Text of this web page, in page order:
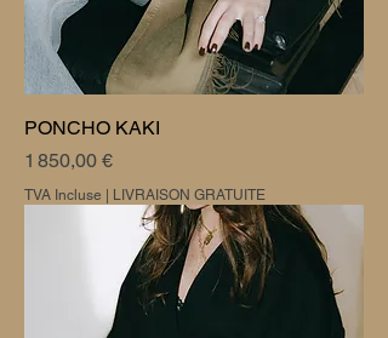
PONCHO KAKI
Prix
1 850,00 €
TVA Incluse | LIVRAISON GRATUITE